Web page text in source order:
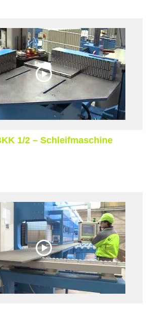
1/2 – Schleifmaschine